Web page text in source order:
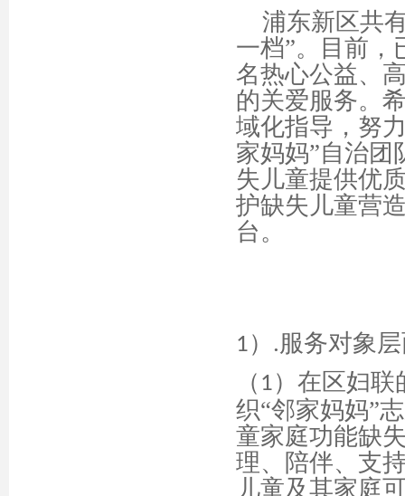
浦东新区共
一档”。目前，
名热心公益、
的关爱服务。
域化指导 ，努
家妈妈”自治团
失儿童提供优
护缺失儿童营
台。
1） .服务对象
（ 1）在区妇
织“邻家妈妈”
童家庭功能缺
理、陪伴、支
儿童及其家庭